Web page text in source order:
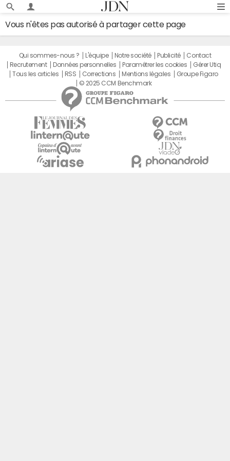
Vous n'êtes pas autorisé à partager cette page
Qui sommes-nous ? L'équipe Notre société Publicité
Contact
Recrutement
Données personnelles Paramétrer les cookies
Gérer Utiq
Tous les articles
RSS Corrections Mentions légales
Groupe Figaro
© 2025 CCM Benchmark